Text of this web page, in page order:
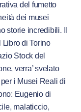
del fumetto
dei musei
storie incredibili. Il
Libro di Torino
Stock del
verra’ svelato
i Musei Reali di
Eugenio di
malaticcio,